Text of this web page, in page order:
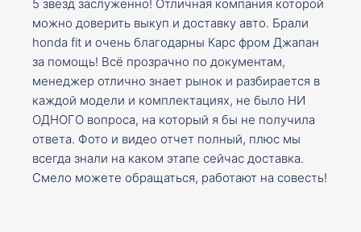
5 звезд заслуженно! Отличная компания которой
можно доверить выкуп и доставку авто. Брали
honda fit и очень благодарны Карс фром Джапан
за помощь! Всё прозрачно по документам,
менеджер отлично знает рынок и разбирается в
каждой модели и комплектациях, не было НИ
ОДНОГО вопроса, на который я бы не получила
ответа. Фото и видео отчет полный, плюс мы
всегда знали на каком этапе сейчас доставка.
Смело можете обращаться, работают на совесть!